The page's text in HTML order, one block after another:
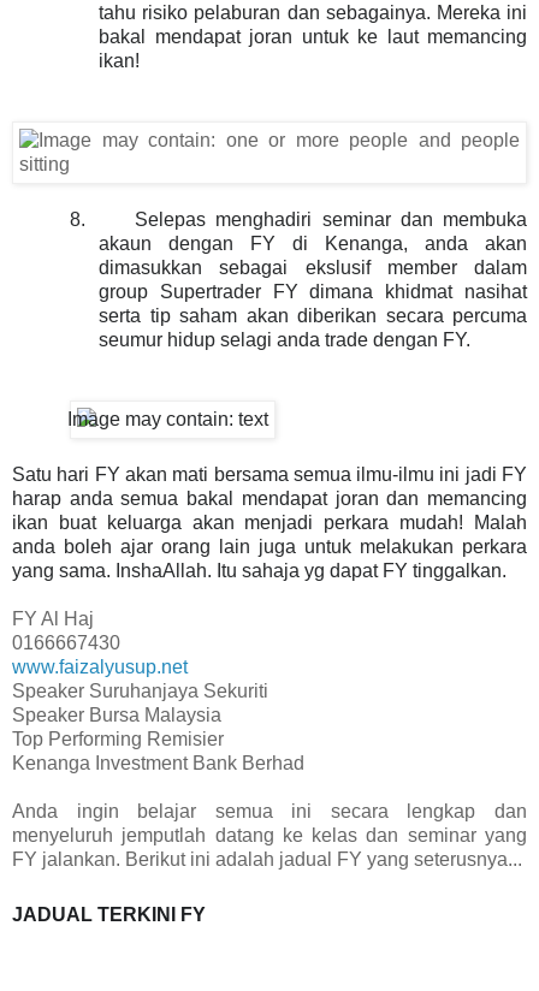
tahu risiko pelaburan dan sebagainya. Mereka ini
bakal mendapat joran untuk ke laut memancing
ikan!
8.
Selepas menghadiri seminar dan membuka
akaun dengan FY di Kenanga, anda akan
dimasukkan sebagai ekslusif member dalam
group Supertrader FY dimana khidmat nasihat
serta tip saham akan diberikan secara percuma
seumur hidup selagi anda trade dengan FY.
Satu hari FY akan mati bersama semua ilmu-ilmu ini jadi FY
harap anda semua bakal mendapat joran dan memancing
ikan buat keluarga akan menjadi perkara mudah! Malah
anda boleh ajar orang lain juga untuk melakukan perkara
yang sama. InshaAllah. Itu sahaja yg dapat FY tinggalkan.
FY Al Haj
0166667430
www.faizalyusup.net
Speaker Suruhanjaya Sekuriti
Speaker Bursa Malaysia
Top Performing Remisier
Kenanga Investment Bank Berhad
Anda ingin belajar semua ini secara lengkap dan
menyeluruh jemputlah datang ke kelas dan seminar yang
FY jalankan. Berikut ini adalah jadual FY yang seterusnya...
JADUAL TERKINI FY